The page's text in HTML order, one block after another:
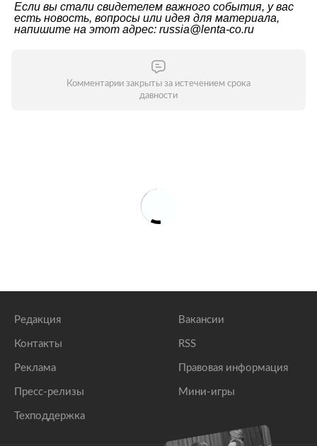
Если вы стали свидетелем важного события, у вас
есть новость, вопросы или идея для материала,
напишите на этот адрес: russia@lenta-co.ru
Комментарии закрыты за истечением срока
давности
Редакция
Контакты
Реклама
Пресс-релизы
Техподдержка
Вакансии
RSS
Правовая информация
Мини-игры